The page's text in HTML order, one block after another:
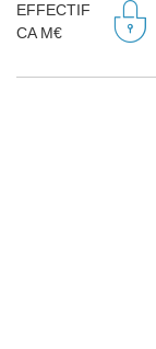
EFFECTIF
CA M€